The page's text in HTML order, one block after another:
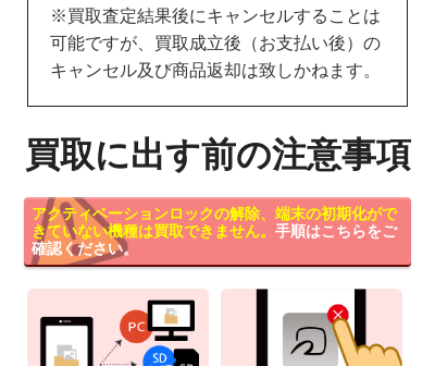
※買取査定結果後にキャンセルすることは
可能ですが、買取成立後（お支払い後）の
キャンセル及び商品返却は致しかねます。
買取に出す前の注意事項
アクティベーションロックの解除、端末の初期化がで
きていない機種は買取できません。 手順はこちらをご
確認ください。